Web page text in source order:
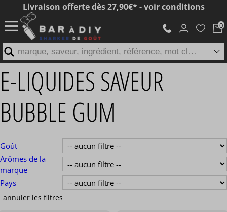
E-LIQUIDES SAVEUR
BUBBLE GUM
Goût
Arômes de la
marque
Pays
Livraison offerte dès 27,90€* - voir conditions
marque, saveur, ingrédient, référence, mot clé...